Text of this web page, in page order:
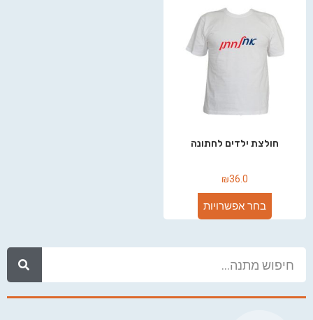
חולצת ילדים לחתונה
₪36.0
בחר אפשרויות